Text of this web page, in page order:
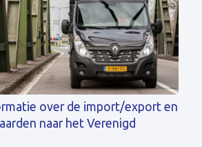
over de import/export en
naar het Verenigd